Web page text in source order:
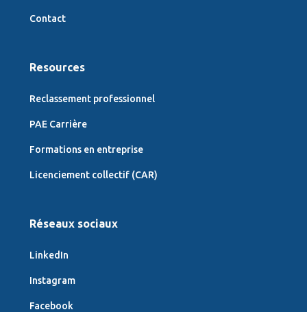
Contact
Resources
Reclassement professionnel
PAE Carrière
Formations en entreprise
Licenciement collectif (CAR)
Réseaux sociaux
LinkedIn
Instagram
Facebook